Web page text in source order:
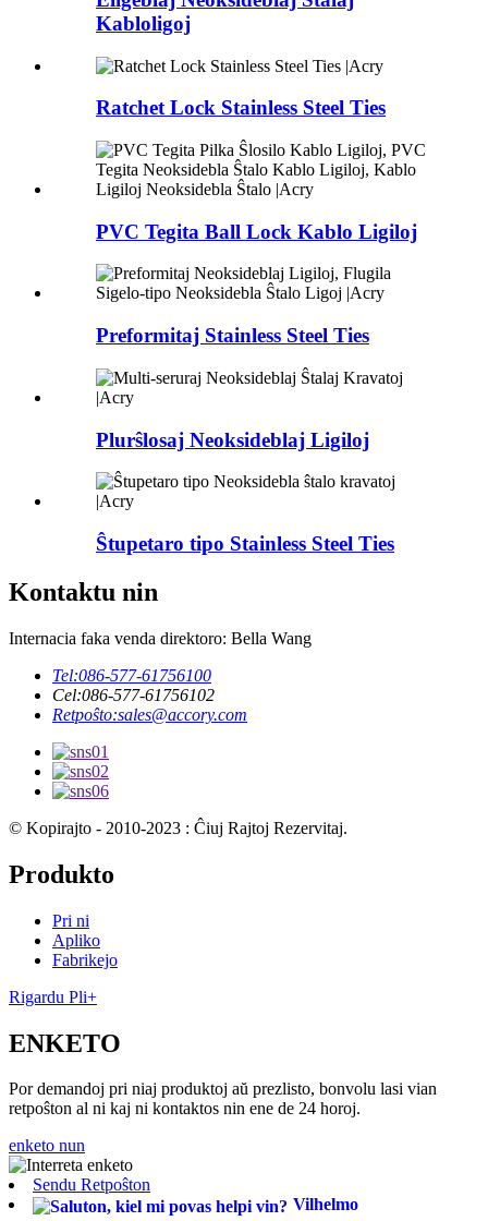
Kabloligoj
Ratchet Lock Stainless Steel Ties
PVC Tegita Ball Lock Kablo Ligiloj
Preformitaj Stainless Steel Ties
Plurŝlosaj Neoksideblaj Ligiloj
Ŝtupetaro tipo Stainless Steel Ties
Kontaktu nin
Internacia faka venda direktoro: Bella Wang
Tel:086-577-61756100
Cel:086-577-61756102
Retpoŝto:sales@accory.com
© Kopirajto - 2010-2023 : Ĉiuj Rajtoj Rezervitaj.
Produkto
Pri ni
Apliko
Fabrikejo
Rigardu Pli+
ENKETO
Por demandoj pri niaj produktoj aŭ prezlisto, bonvolu lasi vian
retpoŝton al ni kaj ni kontaktos nin ene de 24 horoj.
enketo nun
Sendu Retpoŝton
Vilhelmo